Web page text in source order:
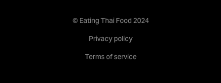
© Eating Thai Food 2024
Privacy policy
Terms of service